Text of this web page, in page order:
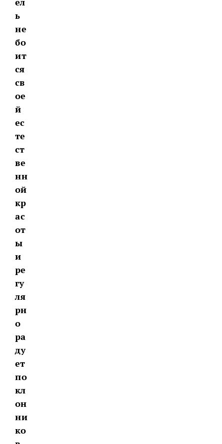
ь
не
бо
ит
ся
св
ое
й
ес
те
ст
ве
нн
ой
кр
ас
от
ы
и
ре
гу
ля
рн
о
ра
ду
ет
по
кл
он
ни
ко